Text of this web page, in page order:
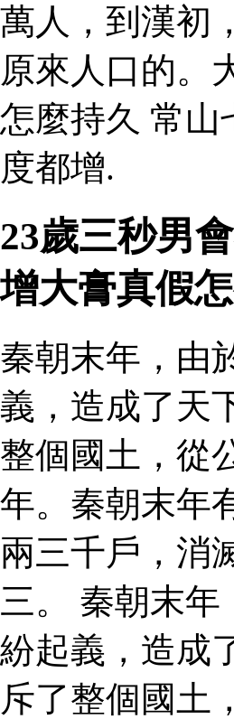
萬人，到漢初
原來人口的。
怎麼持久 常山
度都增.
23歲三秒男
增大膏真假
秦朝末年，由
義，造成了天
整個國土，從
年。秦朝末年
兩三千戶，消
三。 秦朝末
紛起義，造成
斥了整個國土